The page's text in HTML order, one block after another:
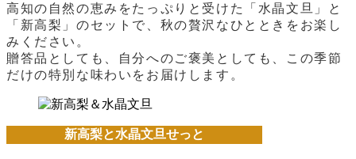
高知の自然の恵みをたっぷりと受けた「水晶文旦」と
「新高梨」のセットで、秋の贅沢なひとときをお楽し
みください。
贈答品としても、自分へのご褒美としても、この季節
だけの特別な味わいをお届けします。
新高梨と水晶文旦せっと